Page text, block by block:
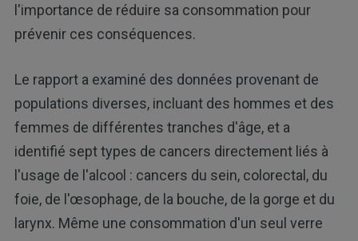
l'importance de réduire sa consommation pour
prévenir ces conséquences.
Le rapport a examiné des données provenant de
populations diverses, incluant des hommes et des
femmes de différentes tranches d'âge, et a
identifié sept types de cancers directement liés à
l'usage de l'alcool : cancers du sein, colorectal, du
foie, de l'œsophage, de la bouche, de la gorge et du
larynx. Même une consommation d'un seul verre